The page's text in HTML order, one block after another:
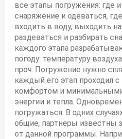
все этапы погружения: где
снаряжение и одеваться,
входить в воду, выходить на
раздеваться и разбирать
каждого этапа
погоду: температуру
проч. Погружение нужно
каждый его этап проходил
комфортом и
энергии и тепла.
погружаться. В одних
общие, партнеры известны
от данной программы.